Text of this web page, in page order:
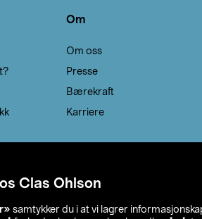
Clas Ohlson
samtykker du i at vi lagrer
Om
Om oss
Presse
Bærekraft
Karriere